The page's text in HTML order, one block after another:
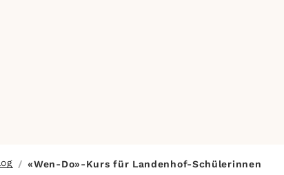
/ «Wen-Do»-Kurs für Landenhof-Schülerinnen